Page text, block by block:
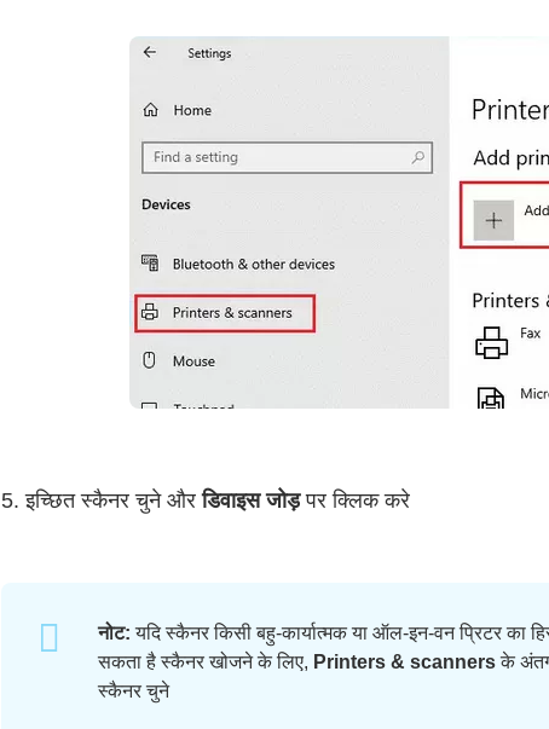
5. इच्छित स्कैनर चुने औरडिवाइस जोड़पर क्लिक करे
नोट: यदि स्कैनर किसी बहु-कार्यात्मक या ऑल-इन-वन प्रिटर का
सकता है स्कैनर खोजने के लिए, Printers & scannersके
स्कैनर चुने